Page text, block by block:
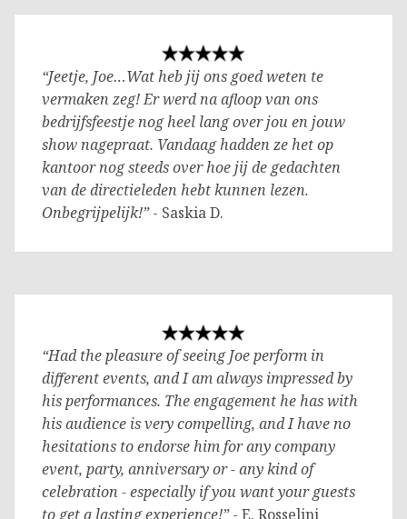
“Jeetje, Joe…Wat heb jij ons goed weten te
vermaken zeg! Er werd na afloop van ons
bedrijfsfeestje nog heel lang over jou en jouw
show nagepraat. Vandaag hadden ze het op
kantoor nog steeds over hoe jij de gedachten
van de directieleden hebt kunnen lezen.
Onbegrijpelijk!”- Saskia D.
“Had the pleasure of seeing Joe perform in
different events, and I am always impressed by
his performances. The engagement he has with
his audience is very compelling, and I have no
hesitations to endorse him for any company
event, party, anniversary or - any kind of
celebration - especially if you want your guests
to get a lasting experience!”- E. Rosselini